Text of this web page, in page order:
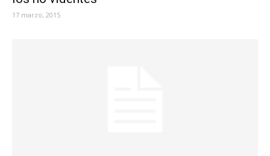
17 marzo, 2015